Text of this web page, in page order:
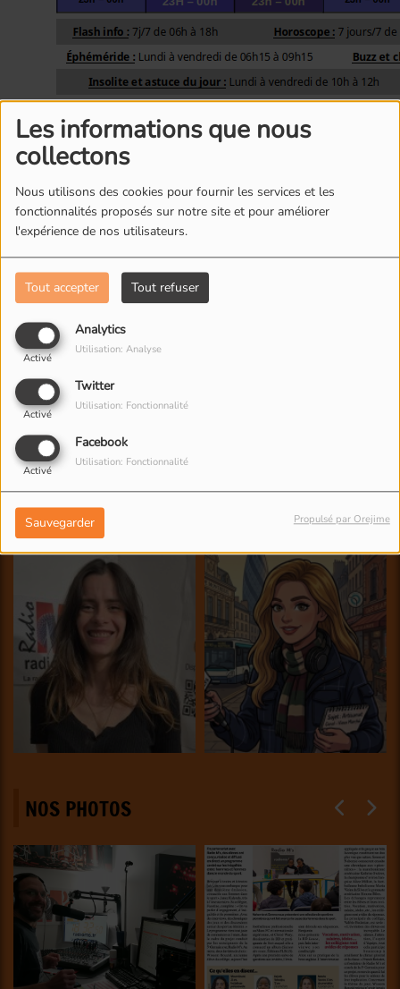
Les informations que nous
collectons
Nous utilisons des cookies pour fournir les services et les
fonctionnalités proposés sur notre site et pour améliorer
l'expérience de nos utilisateurs.
Tout accepter Tout refuser
Analytics
Activé
Utilisation: Analyse
Twitter
Activé
Utilisation: Fonctionnalité
Facebook
Activé
Utilisation: Fonctionnalité
Sauvegarder Propulsé par Orejime
L'ÉQUIPE DE RADIO M'S
NOS PHOTOS